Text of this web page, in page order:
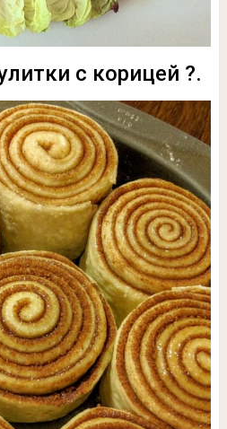
с корицей ?.